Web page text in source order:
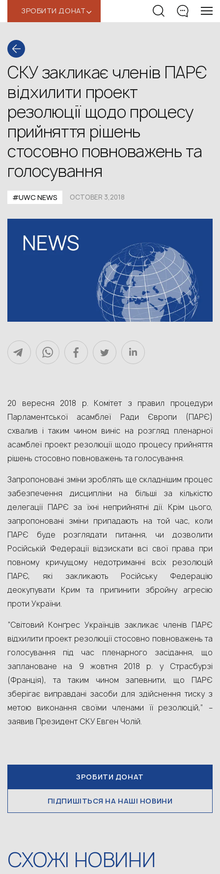
ЗРОБИТИ ДОНАТ‹
СКУ закликає членів ПАРЄ
відхилити проект
резолюції щодо процесу
прийняття рішень
стосовно повноважень та
голосування
#UWC NEWS OCTOBER 3,2018
20 вересня 2018 р. Комітет з правил процедури
Парламентської асамблеї Ради Європи (ПАРЄ)
схвалив і таким чином виніс на розгляд пленарної
асамблеї проект резолюції щодо процесу прийняття
рішень стосовно повноважень та голосування.
Запропоновані зміни зроблять ще складнішим процес
забезпечення дисципліни на більші за кількістю
делегації ПАРЄ за їхні неприйнятні дії. Крім цього,
запропоновані зміни припадають на той час, коли
ПАРЄ буде розглядати питання, чи дозволити
Російській Федерації відзискати всі свої права при
повному кричущому недотриманні всіх резолюцій
ПАРЄ, які закликають Російську Федерацію
деокупувати Крим та припинити збройну агресію
проти України.
“Світовий Конґрес Українців закликає членів ПАРЄ
відхилити проект резолюції стосовно повноважень та
голосування під час пленарного засідання, що
заплановане на 9 жовтня 2018 р. у Страсбурзі
(Франція), та таким чином запевнити, що ПАРЄ
зберігає виправдані засоби для здійснення тиску з
метою виконання своїми членами її резолюцій,” –
заявив Президент СКУ Евген Чолій.
ЗРОБИТИ ДОНАТ
ПІДПИШІТЬСЯ НА НАШІ НОВИНИ
СХОЖІ НОВИНИ